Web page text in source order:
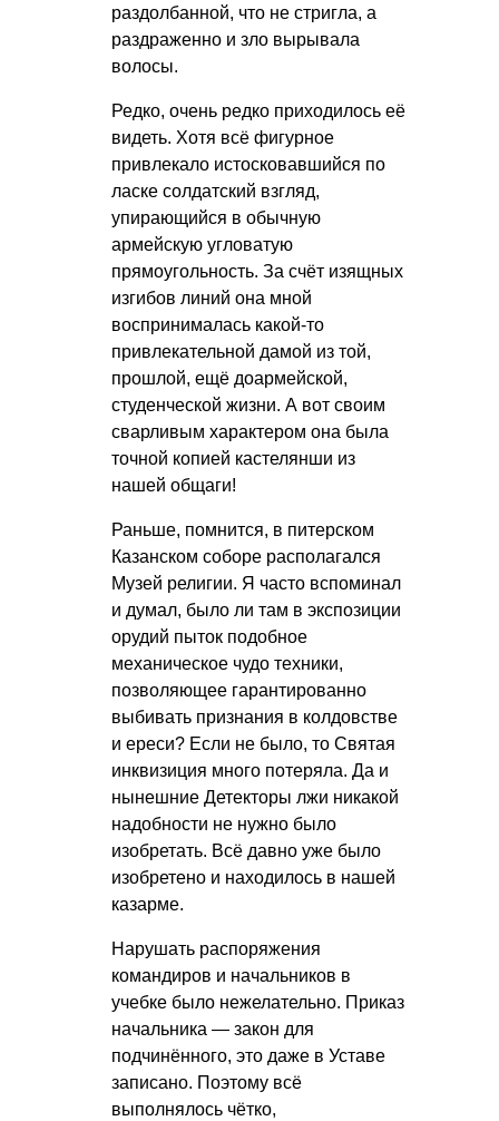
раздолбанной, что не стригла, а
раздраженно и зло вырывала
волосы.
Редко, очень редко приходилось её
видеть. Хотя всё фигурное
привлекало истосковавшийся по
ласке солдатский взгляд,
упирающийся в обычную
армейскую угловатую
прямоугольность. За счёт изящных
изгибов линий она мной
воспринималась какой-то
привлекательной дамой из той,
прошлой, ещё доармейской,
студенческой жизни. А вот своим
сварливым характером она была
точной копией кастелянши из
нашей общаги!
Раньше, помнится, в питерском
Казанском соборе располагался
Музей религии. Я часто вспоминал
и думал, было ли там в экспозиции
орудий пыток подобное
механическое чудо техники,
позволяющее гарантированно
выбивать признания в колдовстве
и ереси? Если не было, то Святая
инквизиция много потеряла. Да и
нынешние Детекторы лжи никакой
надобности не нужно было
изобретать. Всё давно уже было
изобретено и находилось в нашей
казарме.
Нарушать распоряжения
командиров и начальников в
учебке было нежелательно. Приказ
начальника — закон для
подчинённого, это даже в Уставе
записано. Поэтому всё
выполнялось чётко,